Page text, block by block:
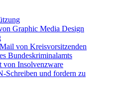
Graphic Media Design
von Kreisvorsitzenden
Bundeskriminalamts
von Insolvenzware
Schreiben und fordern zu